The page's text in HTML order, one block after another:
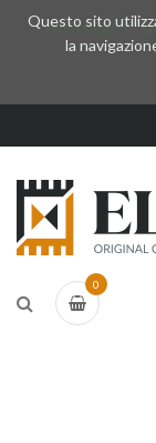
Whatsapp
0
Questo sito
la